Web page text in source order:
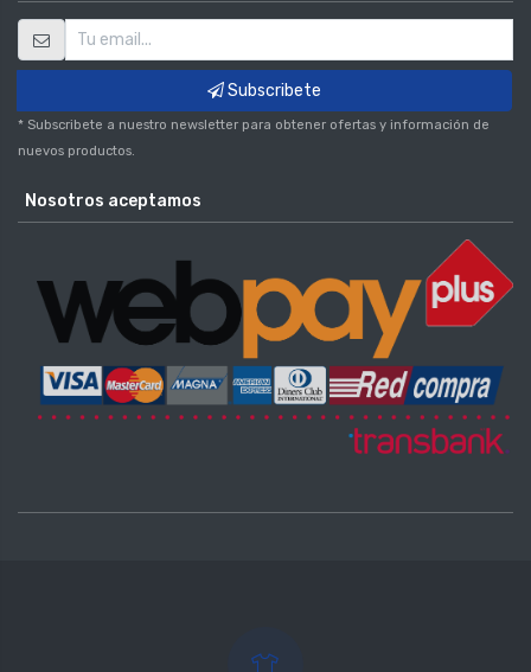
Subscribete
* Subscribete a nuestro newsletter para obtener ofertas y información de
nuevos productos.
Nosotros aceptamos